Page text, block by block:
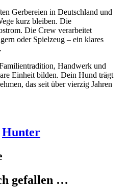
Gerbereien in Deutschland und
kurz bleiben. Die
Die Crew verarbeitet
oder Spielzeug – ein klares
Handwerk und
Einheit bilden. Dein Hund trägt
das seit über vierzig Jahren
Hunter
gefallen …